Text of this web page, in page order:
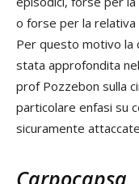
o forse per la
Per questo motivo la
stata approfondita
prof Pozzebon sulla
particolare enfasi su
sicuramente
Carpocapsa